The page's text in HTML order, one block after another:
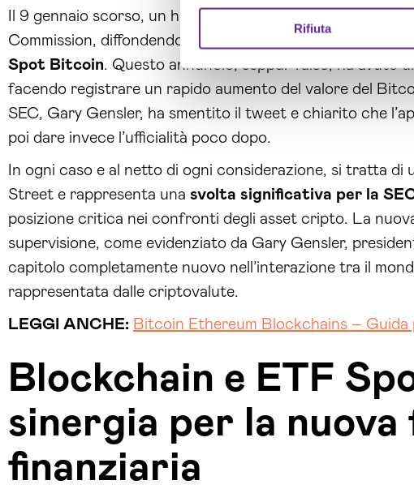
Rifiuta
Il 9 gennaio scorso, un hacker ha compromesso il profilo
Commission, diffondendo un messaggio che
Spot Bitcoin. Questo annuncio, seppur falso, ha avuto
facendo registrare un rapido aumento del valore del
SEC, Gary Gensler, ha smentito il tweet e chiarito che
poi dare invece l’ufficialità poco dopo.
In ogni caso e al netto di ogni considerazione, si tratta di
Street e rappresenta una svolta significativa per la
posizione critica nei confronti degli asset cripto. La
supervisione, come evidenziato da Gary Gensler,
capitolo completamente nuovo nell’interazione tra il
rappresentata dalle criptovalute.
LEGGI ANCHE: Bitcoin Ethereum Blockchains –
Blockchain e ETF
sinergia per la
finanziaria